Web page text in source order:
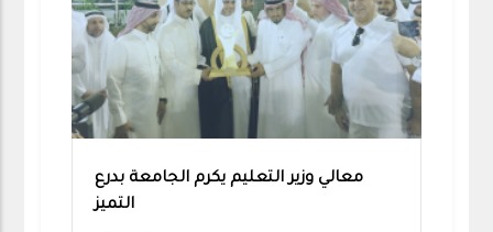
معالي وزير التعليم يكرم الجامعة بدرع
التميز